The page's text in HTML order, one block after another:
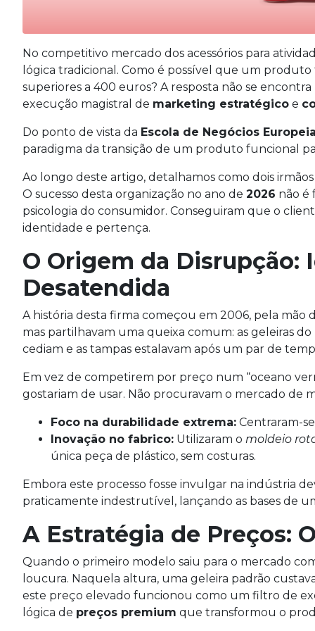
No competitivo mercado dos acessórios para
lógica tradicional. Como é possível que um
superiores a 400 euros? A resposta não se
execução magistral de marketing estratégico e
Do ponto de vista da Escola de Negócios
paradigma da transição de um produto funcional
Ao longo deste artigo, detalhamos como dois
O sucesso desta organização no ano de 2026 não é
psicologia do consumidor. Conseguiram que o
identidade e pertença.
O Origem da
Desatendida
A história desta firma começou em 2006, pela mão
mas partilhavam uma queixa comum: as geleiras
cediam e as tampas estalavam após um par de
Em vez de competirem por preço num “oceano
gostariam de usar. Não procuravam o mercado de
Foco na durabilidade extrema: Centraram-
Inovação no fabrico: Utilizaram o moldeio
única peça de plástico, sem costuras.
Embora este processo fosse invulgar na indústria
praticamente indestrutível, lançando as bases de
A Estratégia de Preços:
Quando o primeiro modelo saiu para o mercado
loucura. Naquela altura, uma geleira padrão
este preço elevado funcionou como um filtro de
lógica de preços premium que transformou o